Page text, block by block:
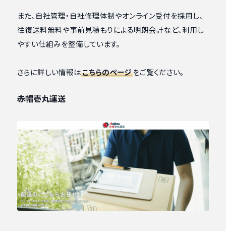
また、自社管理・自社修理体制やオンライン受付を採用し、
往復送料無料や事前見積もりによる明朗会計など、利用し
やすい仕組みを整備しています。
さらに詳しい情報はこちらのページをご覧ください。
赤帽壱丸運送